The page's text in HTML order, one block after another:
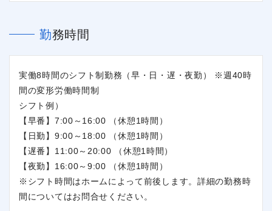
勤務時間
実働8時間のシフト制勤務（早・日・遅・夜勤） ※週40時
間の変形労働時間制
シフト例）
【早番】7:00～16:00 （休憩1時間）
【日勤】9:00～18:00 （休憩1時間）
【遅番】11:00～20:00 （休憩1時間）
【夜勤】16:00～9:00 （休憩1時間）
※シフト時間はホームによって前後します。詳細の勤務時
間についてはお問合せください。